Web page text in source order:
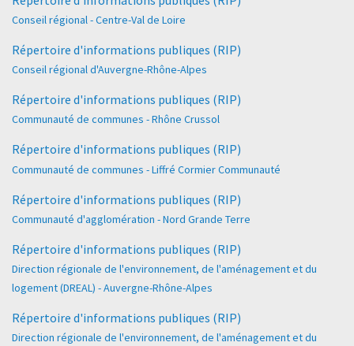
Conseil régional - Centre-Val de Loire
Répertoire d'informations publiques (RIP)
Conseil régional d'Auvergne-Rhône-Alpes
Répertoire d'informations publiques (RIP)
Communauté de communes - Rhône Crussol
Répertoire d'informations publiques (RIP)
Communauté de communes - Liffré Cormier Communauté
Répertoire d'informations publiques (RIP)
Communauté d'agglomération - Nord Grande Terre
Répertoire d'informations publiques (RIP)
Direction régionale de l'environnement, de l'aménagement et du
logement (DREAL) - Auvergne-Rhône-Alpes
Répertoire d'informations publiques (RIP)
Direction régionale de l'environnement, de l'aménagement et du